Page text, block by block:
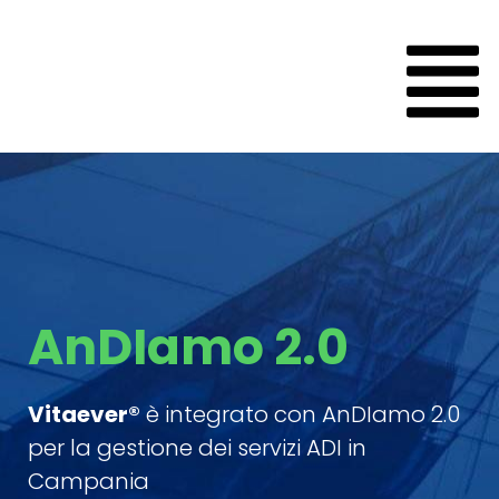
AnDIamo 2.0
Vitaever® è integrato con AnDIamo 2.0
per la gestione dei servizi ADI in
Campania